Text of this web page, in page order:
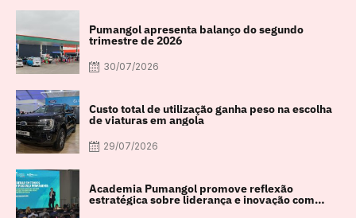
Pumangol apresenta balanço do segundo
trimestre de 2026
30/07/2026
Custo total de utilização ganha peso na escolha
de viaturas em angola
29/07/2026
Academia Pumangol promove reflexão
estratégica sobre liderança e inovação com